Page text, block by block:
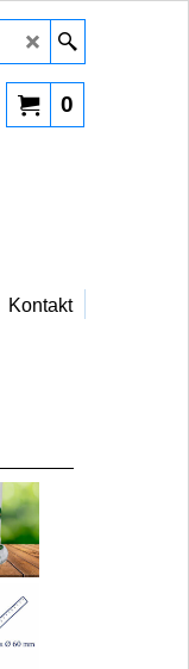
0
Kontakt